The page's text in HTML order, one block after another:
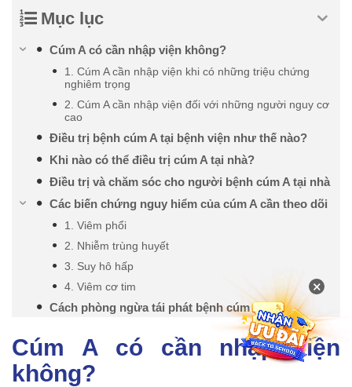
Mục lục
Cúm A có cần nhập viện không?
1. Cúm A cần nhập viện khi có những triệu chứng
nghiêm trọng
2. Cúm A cần nhập viện đối với những người nguy cơ
cao
Điều trị bệnh cúm A tại bệnh viện như thế nào?
Khi nào có thể điều trị cúm A tại nhà?
Điều trị và chăm sóc cho người bệnh cúm A tại nhà
Các biến chứng nguy hiểm của cúm A cần theo dõi
1. Viêm phổi
2. Nhiễm trùng huyết
3. Suy hô hấp
4. Viêm cơ tim
Cách phòng ngừa tái phát bệnh cúm A
Cúm A có cần nhập viện
không?
×